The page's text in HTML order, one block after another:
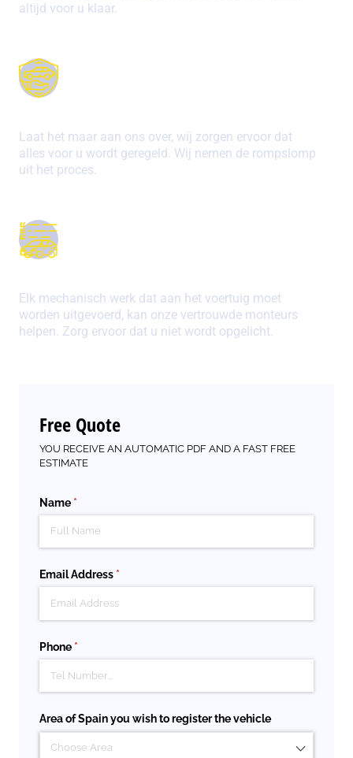
altijd voor u klaar.
Laat het maar aan ons over, wij zorgen ervoor dat
alles voor u wordt geregeld. Wij nemen de rompslomp
uit het proces.
Elk mechanisch werk dat aan het voertuig moet
worden uitgevoerd, kan onze vertrouwde monteurs
helpen. Zorg ervoor dat u niet wordt opgelicht.
Free Quote
YOU RECEIVE AN AUTOMATIC PDF AND A FAST FREE
ESTIMATE
Name *
(required)
Email Address *
(required)
Phone *
(required)
Area of Spain you wish to register the vehicle